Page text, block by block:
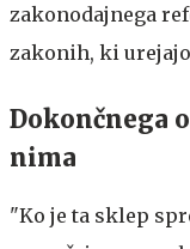
zakonodajnega
zakonih, ki
Dokončnega
nima
"Ko je ta sklep